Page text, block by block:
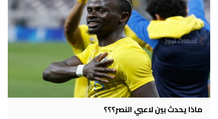
ماذا يحدث بين لاعبي النصر؟؟؟